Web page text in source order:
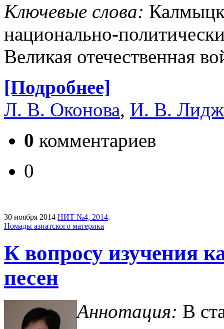
Ключевые слова:
национально-
Великая отечественная
[Подробнее]
Л. В. Оконова, И. В.
0 комментариев
0
30 ноября 2014 НИТ №4, 2014.
Номады азиатского материка
К вопросу изучения
песен
Аннотация: В